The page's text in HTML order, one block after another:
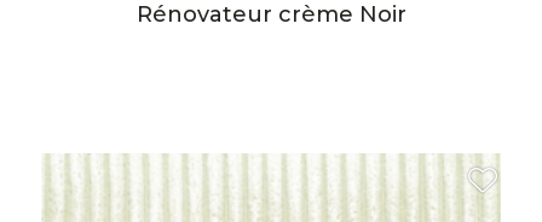
Rénovateur crème Noir